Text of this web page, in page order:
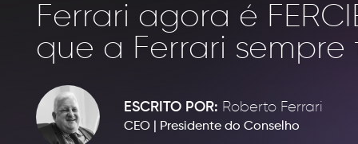
SOLUÇÕES
ATIVOS
PRODUTOS RFID
TAG'S
CLIENTES
Ferrari agora é
que a Ferrari
ESCRITO POR: Roberto Ferrari
CEO | Presidente do Conselho